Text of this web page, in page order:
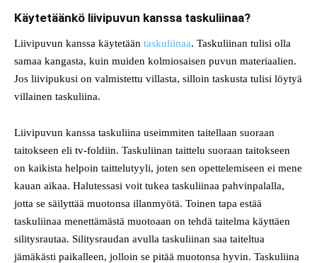
Käytetäänkö liivipuvun kanssa taskuliinaa?
Liivipuvun kanssa käytetään taskuliinaa. Taskuliinan tulisi olla
samaa kangasta, kuin muiden kolmiosaisen puvun materiaalien.
Jos liivipukusi on valmistettu villasta, silloin taskusta tulisi löytyä
villainen taskuliina.
Liivipuvun kanssa taskuliina useimmiten taitellaan suoraan
taitokseen eli tv-foldiin. Taskuliinan taittelu suoraan taitokseen
on kaikista helpoin taittelutyyli, joten sen opettelemiseen ei mene
kauan aikaa. Halutessasi voit tukea taskuliinaa pahvinpalalla,
jotta se säilyttää muotonsa illanmyötä. Toinen tapa estää
taskuliinaa menettämästä muotoaan on tehdä taitelma käyttäen
silitysrautaa. Silitysraudan avulla taskuliinan saa taiteltua
jämäkästi paikalleen, jolloin se pitää muotonsa hyvin. Taskuliina